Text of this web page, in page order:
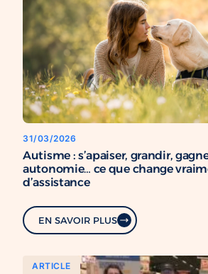
31/03/2026
Autisme : s’apaiser, grandir,
autonomie… ce que change
d’assistance
EN SAVOIR PLUS
ARTICLE